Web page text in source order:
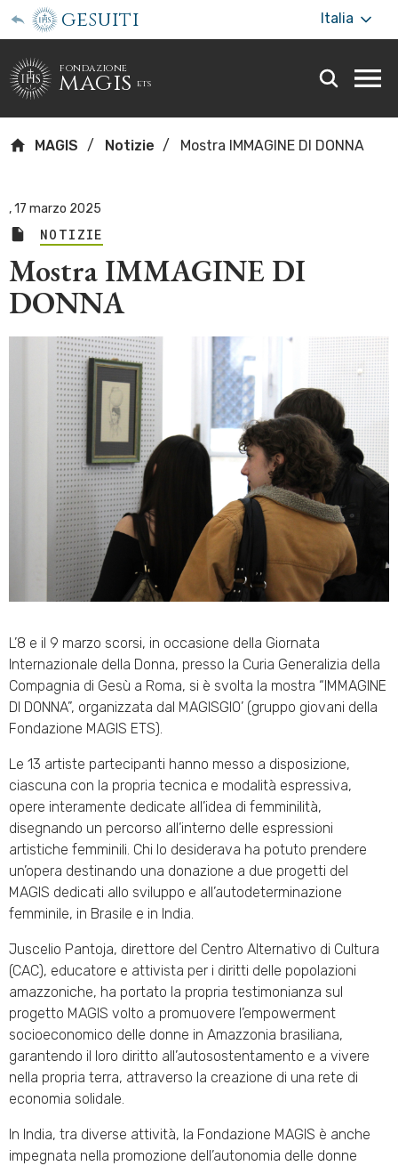
gesuiti Italia
fondazione
magis ets
MAGIS Notizie Mostra IMMAGINE DI DONNA
,17 marzo 2025
NOTIZIE
Mostra IMMAGINE DI
DONNA
L’8 e il 9 marzo scorsi, in occasione della Giornata
Internazionale della Donna, presso la Curia Generalizia della
Compagnia di Gesù a Roma, si è svolta la mostra “IMMAGINE
DI DONNA”, organizzata dal MAGISGIO’ (gruppo giovani della
Fondazione MAGIS ETS).
Le 13 artiste partecipanti hanno messo a disposizione,
ciascuna con la propria tecnica e modalità espressiva,
opere interamente dedicate all’idea di femminilità,
disegnando un percorso all’interno delle espressioni
artistiche femminili. Chi lo desiderava ha potuto prendere
un’opera destinando una donazione a due progetti del
MAGIS dedicati allo sviluppo e all’autodeterminazione
femminile, in Brasile e in India.
Juscelio Pantoja, direttore del Centro Alternativo di Cultura
(CAC), educatore e attivista per i diritti delle popolazioni
amazzoniche, ha portato la propria testimonianza sul
progetto MAGIS volto a promuovere l’empowerment
socioeconomico delle donne in Amazzonia brasiliana,
garantendo il loro diritto all’autosostentamento e a vivere
nella propria terra, attraverso la creazione di una rete di
economia solidale.
In India, tra diverse attività, la Fondazione MAGIS è anche
impegnata nella promozione dell’autonomia delle donne